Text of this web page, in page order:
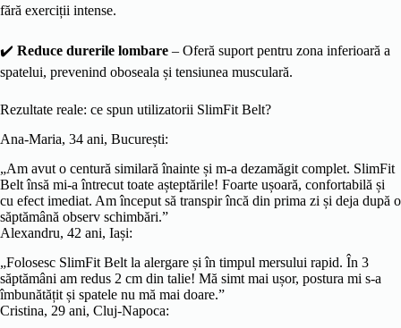
fără exerciții intense.
✔️ Reduce durerile lombare – Oferă suport pentru zona inferioară a
spatelui, prevenind oboseala și tensiunea musculară.
Rezultate reale: ce spun utilizatorii SlimFit Belt?
Ana-Maria, 34 ani, București:
„Am avut o centură similară înainte și m-a dezamăgit complet. SlimFit
Belt însă mi-a întrecut toate așteptările! Foarte ușoară, confortabilă și
cu efect imediat. Am început să transpir încă din prima zi și deja după o
săptămână observ schimbări.”
Alexandru, 42 ani, Iași:
„Folosesc SlimFit Belt la alergare și în timpul mersului rapid. În 3
săptămâni am redus 2 cm din talie! Mă simt mai ușor, postura mi s-a
îmbunătățit și spatele nu mă mai doare.”
Cristina, 29 ani, Cluj-Napoca: